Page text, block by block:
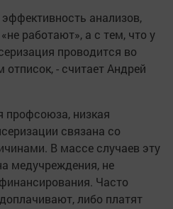
анализов,
работают», а с тем, что у
проводится во
- считает Андрей
профсоюза, низкая
связана со
В массе случаев эту
медучреждения, не
Часто
либо платят